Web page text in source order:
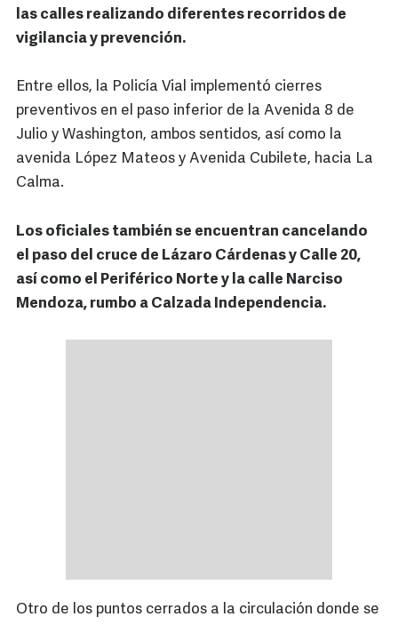
las calles realizando diferentes recorridos de
vigilancia y prevención.
Entre ellos, la Policía Vial implementó cierres
preventivos en el paso inferior de la Avenida 8 de
Julio y Washington, ambos sentidos, así como la
avenida López Mateos y Avenida Cubilete, hacia La
Calma.
Los oficiales también se encuentran cancelando
el paso del cruce de Lázaro Cárdenas y Calle 20,
así como el Periférico Norte y la calle Narciso
Mendoza, rumbo a Calzada Independencia.
Otro de los puntos cerrados a la circulación donde se